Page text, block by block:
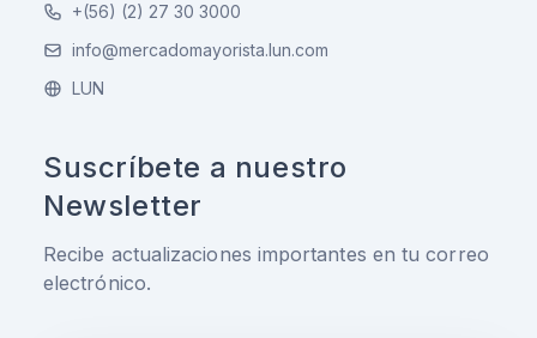
+(56) (2) 27 30 3000
info@mercadomayorista.lun.com
LUN
Suscríbete a nuestro
Newsletter
Recibe actualizaciones importantes en tu correo
electrónico.